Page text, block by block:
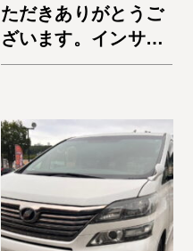
ただきありがとうご
ざいます。インサイ
ト